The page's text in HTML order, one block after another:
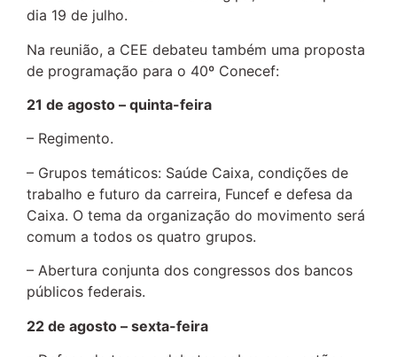
dia 19 de julho.
Na reunião, a CEE debateu também uma proposta
de programação para o 40º Conecef:
21 de agosto – quinta-feira
– Regimento.
– Grupos temáticos: Saúde Caixa, condições de
trabalho e futuro da carreira, Funcef e defesa da
Caixa. O tema da organização do movimento será
comum a todos os quatro grupos.
– Abertura conjunta dos congressos dos bancos
públicos federais.
22 de agosto – sexta-feira